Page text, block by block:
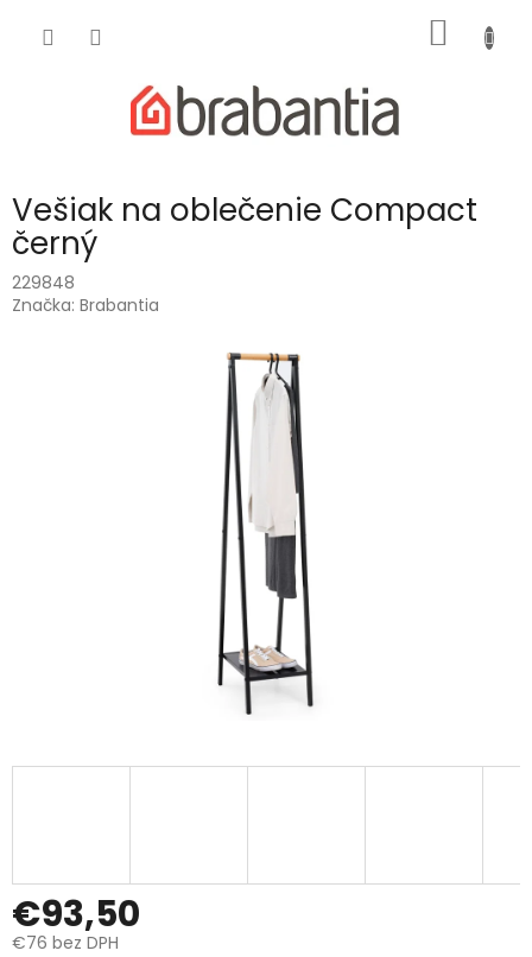
KOŠÍK
Vešiak na oblečenie Compact
černý
229848
Značka: Brabantia
€93,50
€76 bez DPH